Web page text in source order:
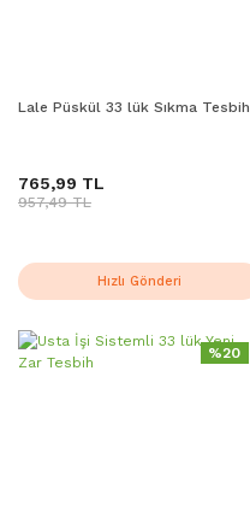
Lale Püskül 33 lük Sıkma Tesbih
765,99 TL
957,49 TL
Hızlı Gönderi
%20